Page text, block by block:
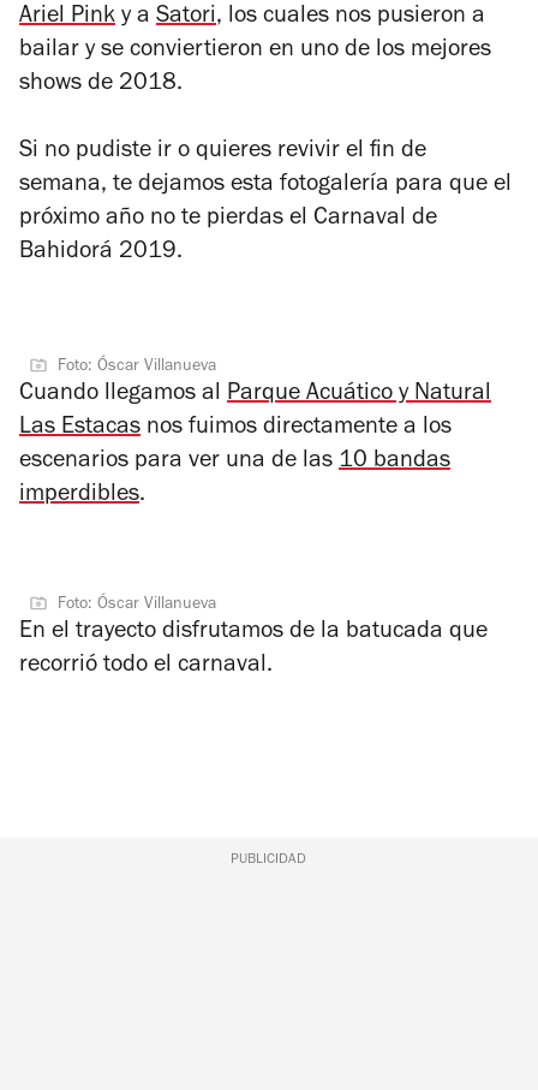
Ariel Pink y a Satori, los cuales nos pusieron a
bailar y se conviertieron en uno de los mejores
shows de 2018.
Si no pudiste ir o quieres revivir el fin de
semana, te dejamos esta fotogalería para que el
próximo año no te pierdas el Carnaval de
Bahidorá 2019.
Foto: Óscar Villanueva
Cuando llegamos al Parque Acuático y Natural
Las Estacas nos fuimos directamente a los
escenarios para ver una de las 10 bandas
imperdibles.
Foto: Óscar Villanueva
En el trayecto disfrutamos de la batucada que
recorrió todo el carnaval.
PUBLICIDAD